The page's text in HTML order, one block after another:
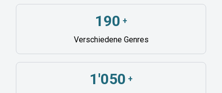
190 +
Verschiedene Genres
1'050 +